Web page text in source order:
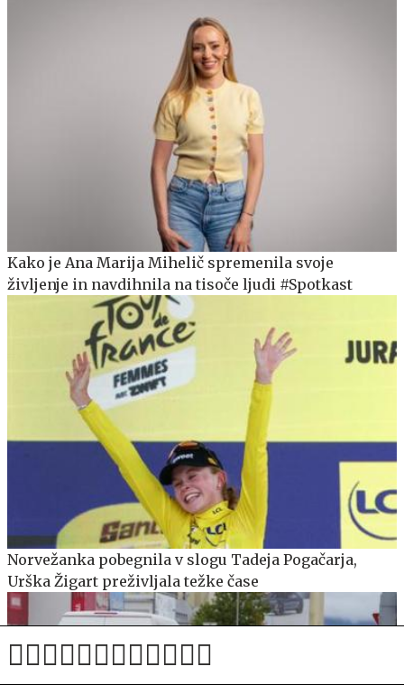
Kako je Ana Marija Mihelič spremenila svoje
življenje in navdihnila na tisoče ljudi #Spotkast
Norvežanka pobegnila v slogu Tadeja Pogačarja,
Urška Žigart preživljala težke čase